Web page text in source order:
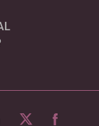
TWITTER